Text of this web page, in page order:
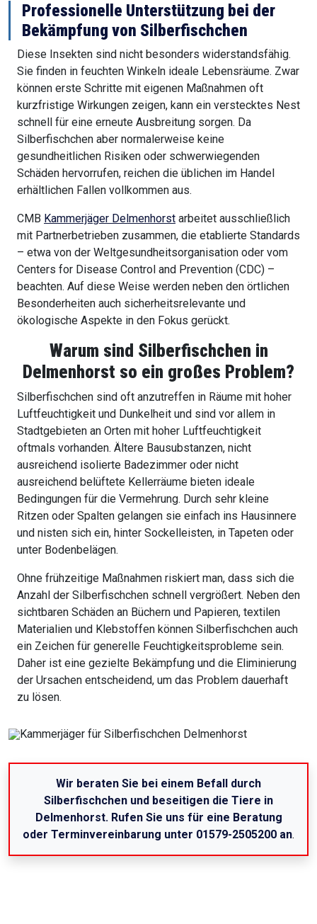
Professionelle Unterstützung bei der
Bekämpfung von Silberfischchen
Diese Insekten sind nicht besonders widerstandsfähig.
Sie finden in feuchten Winkeln ideale Lebensräume. Zwar
können erste Schritte mit eigenen Maßnahmen oft
kurzfristige Wirkungen zeigen, kann ein verstecktes Nest
schnell für eine erneute Ausbreitung sorgen. Da
Silberfischchen aber normalerweise keine
gesundheitlichen Risiken oder schwerwiegenden
Schäden hervorrufen, reichen die üblichen im Handel
erhältlichen Fallen vollkommen aus.
CMB Kammerjäger Delmenhorst arbeitet ausschließlich
mit Partnerbetrieben zusammen, die etablierte Standards
– etwa von der Weltgesundheitsorganisation oder vom
Centers for Disease Control and Prevention (CDC) –
beachten. Auf diese Weise werden neben den örtlichen
Besonderheiten auch sicherheitsrelevante und
ökologische Aspekte in den Fokus gerückt.
Warum sind Silberfischchen in
Delmenhorst so ein großes Problem?
Silberfischchen sind oft anzutreffen in Räume mit hoher
Luftfeuchtigkeit und Dunkelheit und sind vor allem in
Stadtgebieten an Orten mit hoher Luftfeuchtigkeit
oftmals vorhanden. Ältere Bausubstanzen, nicht
ausreichend isolierte Badezimmer oder nicht
ausreichend belüftete Kellerräume bieten ideale
Bedingungen für die Vermehrung. Durch sehr kleine
Ritzen oder Spalten gelangen sie einfach ins Hausinnere
und nisten sich ein, hinter Sockelleisten, in Tapeten oder
unter Bodenbelägen.
Ohne frühzeitige Maßnahmen riskiert man, dass sich die
Anzahl der Silberfischchen schnell vergrößert. Neben den
sichtbaren Schäden an Büchern und Papieren, textilen
Materialien und Klebstoffen können Silberfischchen auch
ein Zeichen für generelle Feuchtigkeitsprobleme sein.
Daher ist eine gezielte Bekämpfung und die Eliminierung
der Ursachen entscheidend, um das Problem dauerhaft
zu lösen.
Wir beraten Sie bei einem Befall durch
Silberfischchen und beseitigen die Tiere in
Delmenhorst. Rufen Sie uns für eine Beratung
oder Terminvereinbarung unter 01579-2505200 an.